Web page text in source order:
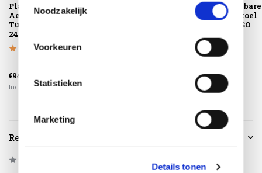
Noodzakelijk
Voorkeuren
Statistieken
Marketing
Details tonen
Platinum
AeroCover
Tuinsethoes
240x190xH85
€94,95
Incl. btw
Barolo stapelbare
dining tuinstoel
terre Taste 4SO
€189,00
Incl. btw
Reviews